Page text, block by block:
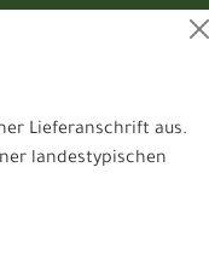
Lieferanschrift aus.
landestypischen